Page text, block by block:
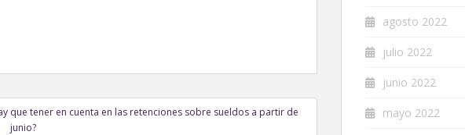
que tener en cuenta en las retenciones sobre sueldos a partir de
junio?
agosto 2022
julio 2022
junio 2022
mayo 2022